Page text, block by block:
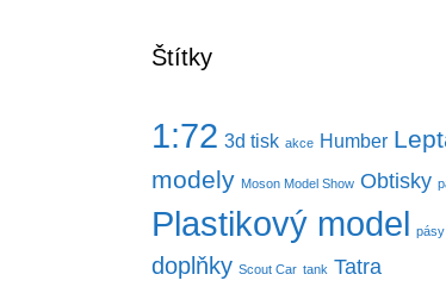
Štítky
1:72 3d tisk akce Humber
modely Moson Model Show Obtisky
Plastikový model pásy
doplňky Scout Car tank Tatra